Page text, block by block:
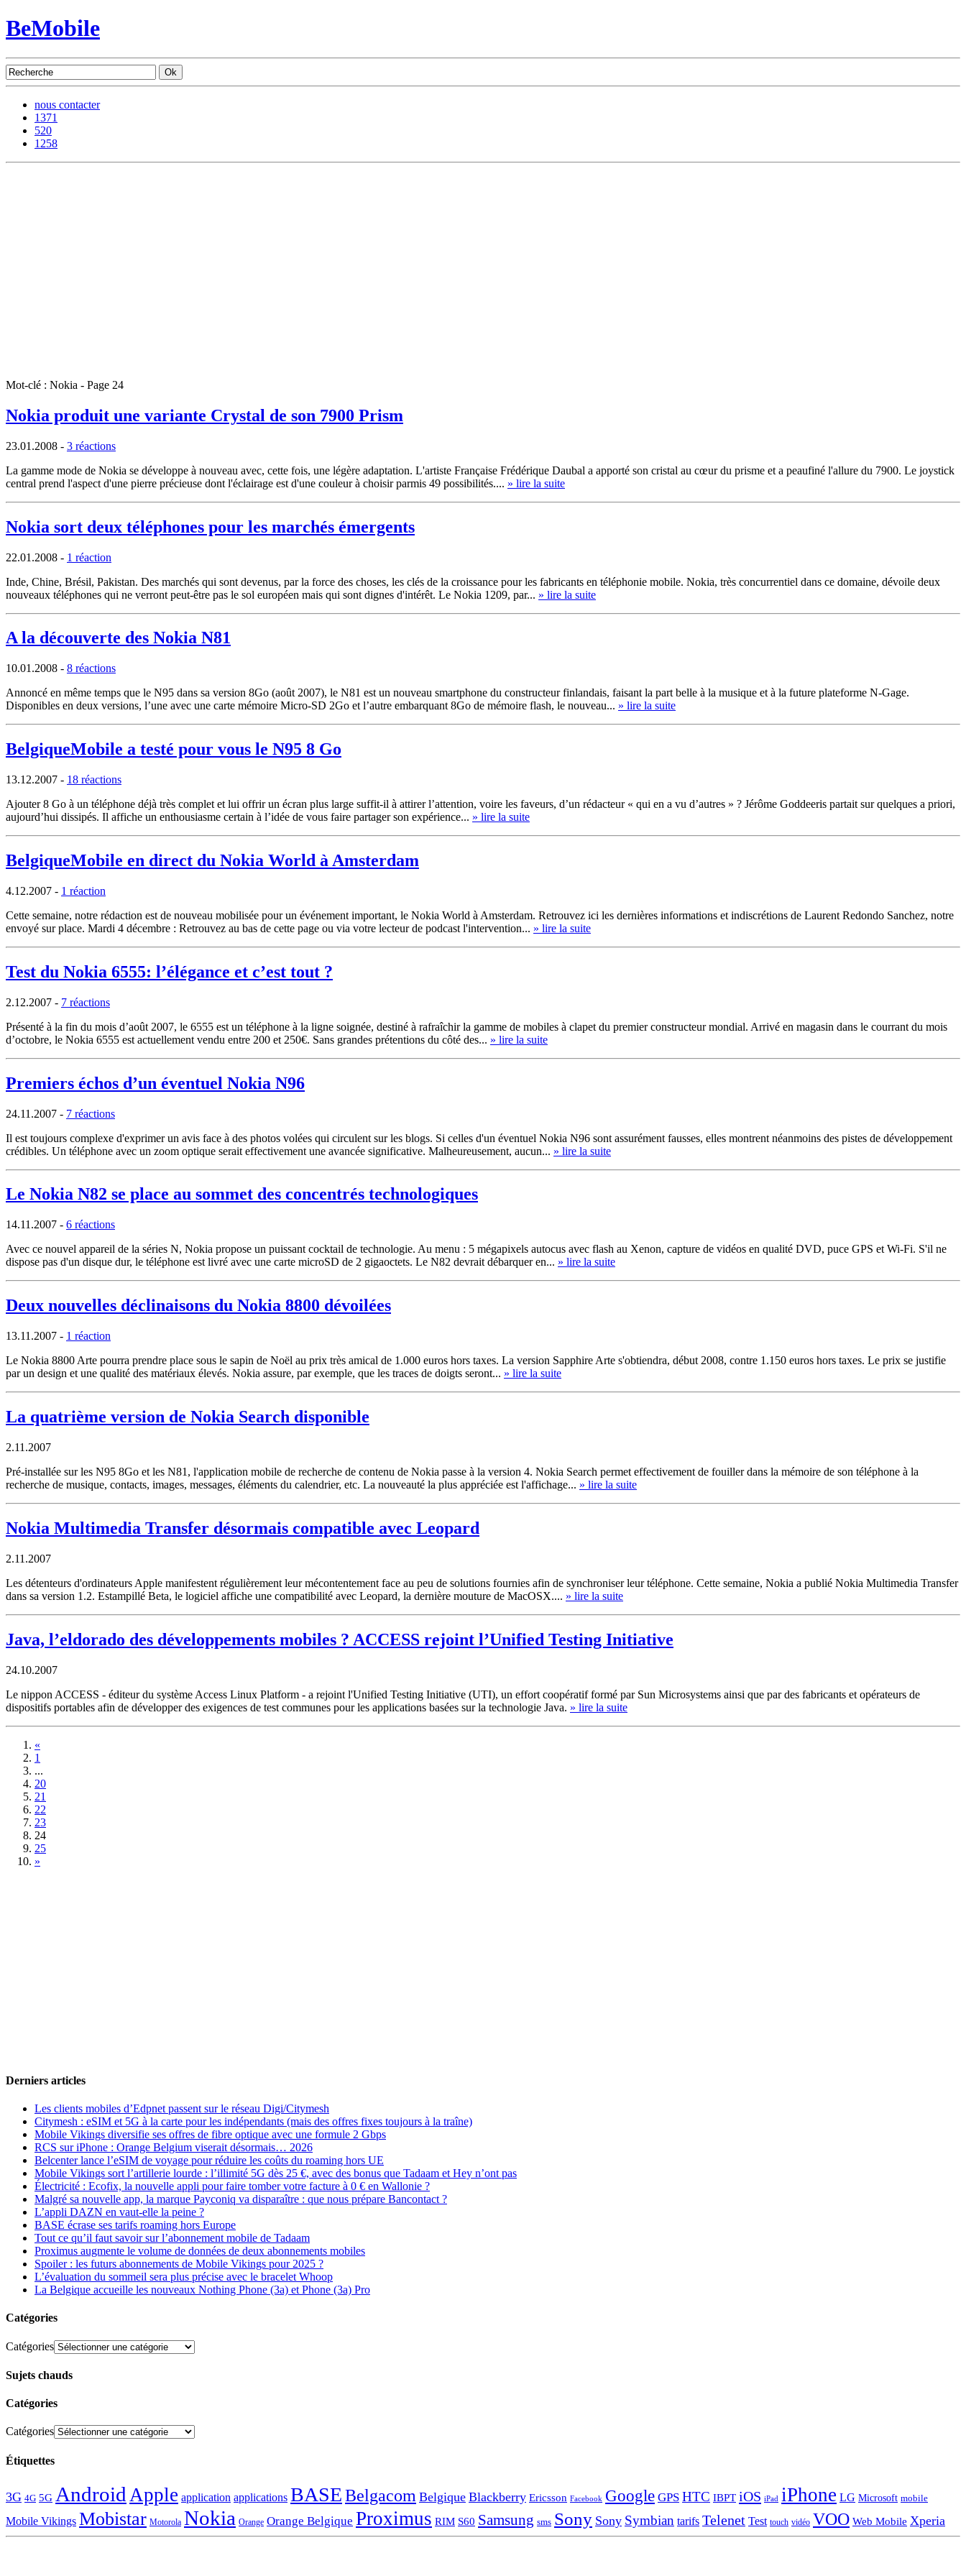
BeMobile
nous contacter
1371
520
1258
Mot-clé : Nokia - Page 24
Nokia produit une variante Crystal de son 7900 Prism
23.01.2008 - 3 réactions
La gamme mode de Nokia se développe à nouveau avec, cette fois, une légère adaptation. L'artiste Française Frédérique Daubal a apporté son cristal au cœur du prisme et a peaufiné l'allure du 7900. Le joystick
central prend l'aspect d'une pierre précieuse dont l'éclairage est d'une couleur à choisir parmis 49 possibilités.... » lire la suite
Nokia sort deux téléphones pour les marchés émergents
22.01.2008 - 1 réaction
Inde, Chine, Brésil, Pakistan. Des marchés qui sont devenus, par la force des choses, les clés de la croissance pour les fabricants en téléphonie mobile. Nokia, très concurrentiel dans ce domaine, dévoile deux
nouveaux téléphones qui ne verront peut-être pas le sol européen mais qui sont dignes d'intérêt. Le Nokia 1209, par... » lire la suite
A la découverte des Nokia N81
10.01.2008 - 8 réactions
Annoncé en même temps que le N95 dans sa version 8Go (août 2007), le N81 est un nouveau smartphone du constructeur finlandais, faisant la part belle à la musique et à la future plateforme N-Gage.
Disponibles en deux versions, l’une avec une carte mémoire Micro-SD 2Go et l’autre embarquant 8Go de mémoire flash, le nouveau... » lire la suite
BelgiqueMobile a testé pour vous le N95 8 Go
13.12.2007 - 18 réactions
Ajouter 8 Go à un téléphone déjà très complet et lui offrir un écran plus large suffit-il à attirer l’attention, voire les faveurs, d’un rédacteur « qui en a vu d’autres » ? Jérôme Goddeeris partait sur quelques a priori,
aujourd’hui dissipés. Il affiche un enthousiasme certain à l’idée de vous faire partager son expérience... » lire la suite
BelgiqueMobile en direct du Nokia World à Amsterdam
4.12.2007 - 1 réaction
Cette semaine, notre rédaction est de nouveau mobilisée pour un événement important, le Nokia World à Amsterdam. Retrouvez ici les dernières informations et indiscrétions de Laurent Redondo Sanchez, notre
envoyé sur place. Mardi 4 décembre : Retrouvez au bas de cette page ou via votre lecteur de podcast l'intervention... » lire la suite
Test du Nokia 6555: l’élégance et c’est tout ?
2.12.2007 - 7 réactions
Présenté à la fin du mois d’août 2007, le 6555 est un téléphone à la ligne soignée, destiné à rafraîchir la gamme de mobiles à clapet du premier constructeur mondial. Arrivé en magasin dans le courrant du mois
d’octobre, le Nokia 6555 est actuellement vendu entre 200 et 250€. Sans grandes prétentions du côté des... » lire la suite
Premiers échos d’un éventuel Nokia N96
24.11.2007 - 7 réactions
Il est toujours complexe d'exprimer un avis face à des photos volées qui circulent sur les blogs. Si celles d'un éventuel Nokia N96 sont assurément fausses, elles montrent néanmoins des pistes de développement
crédibles. Un téléphone avec un zoom optique serait effectivement une avancée significative. Malheureusement, aucun... » lire la suite
Le Nokia N82 se place au sommet des concentrés technologiques
14.11.2007 - 6 réactions
Avec ce nouvel appareil de la séries N, Nokia propose un puissant cocktail de technologie. Au menu : 5 mégapixels autocus avec flash au Xenon, capture de vidéos en qualité DVD, puce GPS et Wi-Fi. S'il ne
dispose pas d'un disque dur, le téléphone est livré avec une carte microSD de 2 gigaoctets. Le N82 devrait débarquer en... » lire la suite
Deux nouvelles déclinaisons du Nokia 8800 dévoilées
13.11.2007 - 1 réaction
Le Nokia 8800 Arte pourra prendre place sous le sapin de Noël au prix très amical de 1.000 euros hors taxes. La version Sapphire Arte s'obtiendra, début 2008, contre 1.150 euros hors taxes. Le prix se justifie
par un design et une qualité des matériaux élevés. Nokia assure, par exemple, que les traces de doigts seront... » lire la suite
La quatrième version de Nokia Search disponible
2.11.2007
Pré-installée sur les N95 8Go et les N81, l'application mobile de recherche de contenu de Nokia passe à la version 4. Nokia Search permet effectivement de fouiller dans la mémoire de son téléphone à la
recherche de musique, contacts, images, messages, éléments du calendrier, etc. La nouveauté la plus appréciée est l'affichage... » lire la suite
Nokia Multimedia Transfer désormais compatible avec Leopard
2.11.2007
Les détenteurs d'ordinateurs Apple manifestent régulièrement leur mécontentement face au peu de solutions fournies afin de synchroniser leur téléphone. Cette semaine, Nokia a publié Nokia Multimedia Transfer
dans sa version 1.2. Estampillé Beta, le logiciel affiche une compatibilité avec Leopard, la dernière mouture de MacOSX.... » lire la suite
Java, l’eldorado des développements mobiles ? ACCESS rejoint l’Unified Testing Initiative
24.10.2007
Le nippon ACCESS - éditeur du système Access Linux Platform - a rejoint l'Unified Testing Initiative (UTI), un effort coopératif formé par Sun Microsystems ainsi que par des fabricants et opérateurs de
dispositifs portables afin de développer des exigences de test communes pour les applications basées sur la technologie Java. » lire la suite
«
1
...
20
21
22
23
24
25
»
Derniers articles
Les clients mobiles d’Edpnet passent sur le réseau Digi/Citymesh
Citymesh : eSIM et 5G à la carte pour les indépendants (mais des offres fixes toujours à la traîne)
Mobile Vikings diversifie ses offres de fibre optique avec une formule 2 Gbps
RCS sur iPhone : Orange Belgium viserait désormais… 2026
Belcenter lance l’eSIM de voyage pour réduire les coûts du roaming hors UE
Mobile Vikings sort l’artillerie lourde : l’illimité 5G dès 25 €, avec des bonus que Tadaam et Hey n’ont pas
Électricité : Ecofix, la nouvelle appli pour faire tomber votre facture à 0 € en Wallonie ?
Malgré sa nouvelle app, la marque Payconiq va disparaître : que nous prépare Bancontact ?
L’appli DAZN en vaut-elle la peine ?
BASE écrase ses tarifs roaming hors Europe
Tout ce qu’il faut savoir sur l’abonnement mobile de Tadaam
Proximus augmente le volume de données de deux abonnements mobiles
Spoiler : les futurs abonnements de Mobile Vikings pour 2025 ?
L’évaluation du sommeil sera plus précise avec le bracelet Whoop
La Belgique accueille les nouveaux Nothing Phone (3a) et Phone (3a) Pro
Catégories
Catégories
Sujets chauds
Catégories
Catégories
Étiquettes
3G 4G 5G Android Apple application applications BASEBelgacom Belgique Blackberry Ericsson Facebook Google GPS HTC IBPT iOS iPad iPhone LG Microsoft mobile
Mobile Vikings Mobistar Motorola Nokia Orange Orange Belgique Proximus RIM S60 Samsung sms Sony Sony Symbian tarifs Telenet Test touch vidéo VOO Web Mobile Xperia